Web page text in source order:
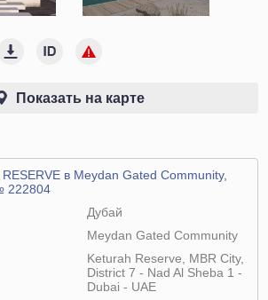
Показать на карте
в Meydan Gated Community,
222804
Дубай
Meydan Gated Community
Keturah Reserve, MBR City,
District 7 - Nad Al Sheba 1 -
Dubai - UAE